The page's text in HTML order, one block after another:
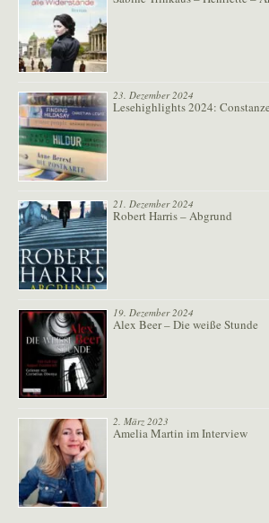
23. Dezember 2024
Lesehighlights 2024:
21. Dezember 2024
Robert Harris – Abgrund
19. Dezember 2024
Alex Beer – Die weiße Stunde
2. März 2023
Amelia Martin im Interview